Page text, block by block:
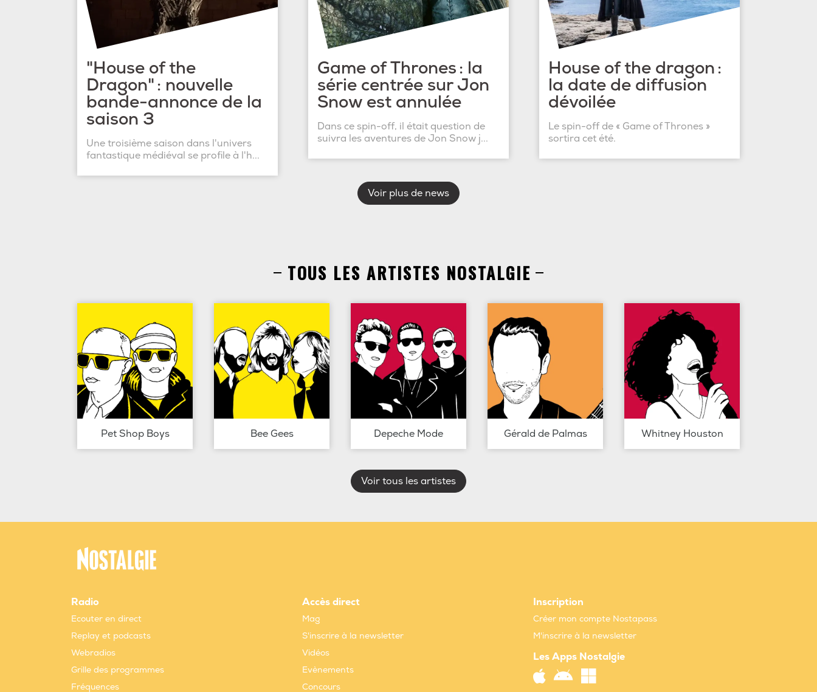
"House of the
Dragon" : nouvelle
bande-annonce de la
saison 3
Une troisième saison dans l'univers
fantastique médiéval se profile à l'h...
Game of Thrones : la
série centrée sur Jon
Snow est annulée
Dans ce spin-off, il était question de
suivra les aventures de Jon Snow j...
House of the dragon :
la date de diffusion
dévoilée
Le spin-off de « Game of Thrones »
sortira cet été.
Voir plus de news
TOUS LES ARTISTES NOSTALGIE
Pet Shop Boys Bee Gees Depeche Mode Gérald de Palmas Whitney Houston
Voir tous les artistes
Radio
Ecouter en direct
Replay et podcasts
Webradios
Grille des programmes
Fréquences
Accès direct
Mag
S'inscrire à la newsletter
Vidéos
Evènements
Concours
Inscription
Créer mon compte Nostapass
M'inscrire à la newsletter
Les Apps Nostalgie